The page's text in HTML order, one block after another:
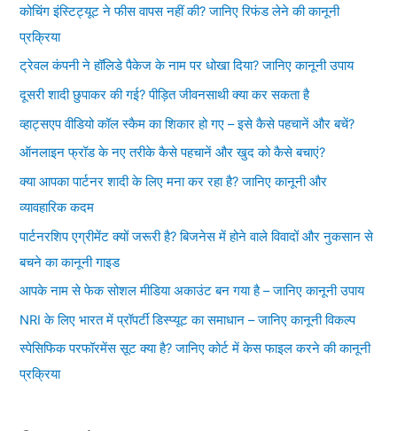
कोचिंग इंस्टिट्यूट ने फीस वापस नहीं की? जानिए रिफंड लेने की कानूनी
प्रक्रिया
ट्रेवल कंपनी ने हॉलिडे पैकेज के नाम पर धोखा दिया? जानिए कानूनी उपाय
दूसरी शादी छुपाकर की गई? पीड़ित जीवनसाथी क्या कर सकता है
व्हाट्सएप वीडियो कॉल स्कैम का शिकार हो गए – इसे कैसे पहचानें और बचें?
ऑनलाइन फ्रॉड के नए तरीके कैसे पहचानें और खुद को कैसे बचाएं?
क्या आपका पार्टनर शादी के लिए मना कर रहा है? जानिए कानूनी और
व्यावहारिक कदम
पार्टनरशिप एग्रीमेंट क्यों जरूरी है? बिजनेस में होने वाले विवादों और नुकसान से
बचने का कानूनी गाइड
आपके नाम से फेक सोशल मीडिया अकाउंट बन गया है – जानिए कानूनी उपाय
NRI के लिए भारत में प्रॉपर्टी डिस्प्यूट का समाधान – जानिए कानूनी विकल्प
स्पेसिफिक परफॉरमेंस सूट क्या है? जानिए कोर्ट में केस फाइल करने की कानूनी
प्रक्रिया